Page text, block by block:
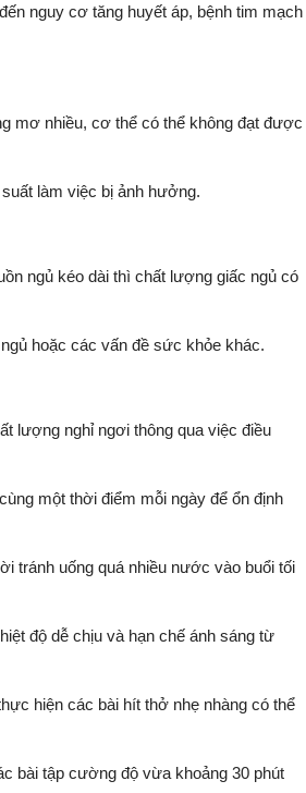
nguy cơ tăng huyết áp, bệnh tim mạch
mơ nhiều, cơ thể có thể không đạt được
làm việc bị ảnh hưởng.
ngủ kéo dài thì chất lượng giấc ngủ có
hoặc các vấn đề sức khỏe khác.
lượng nghỉ ngơi thông qua việc điều
một thời điểm mỗi ngày để ổn định
tránh uống quá nhiều nước vào buổi tối
độ dễ chịu và hạn chế ánh sáng từ
hiện các bài hít thở nhẹ nhàng có thể
bài tập cường độ vừa khoảng 30 phút